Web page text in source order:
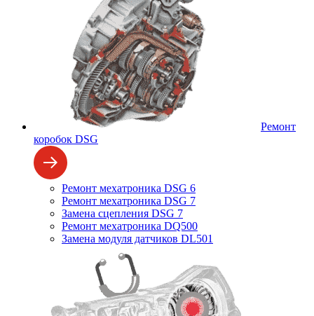
Ремонт
коробок DSG
Ремонт мехатроника DSG 6
Ремонт мехатроника DSG 7
Замена сцепления DSG 7
Ремонт мехатроника DQ500
Замена модуля датчиков DL501